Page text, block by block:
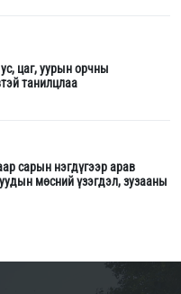
цаг, уурын орчны
танилцлаа
сарын нэгдүгээр арав
мөсний үзэгдэл, зузааны